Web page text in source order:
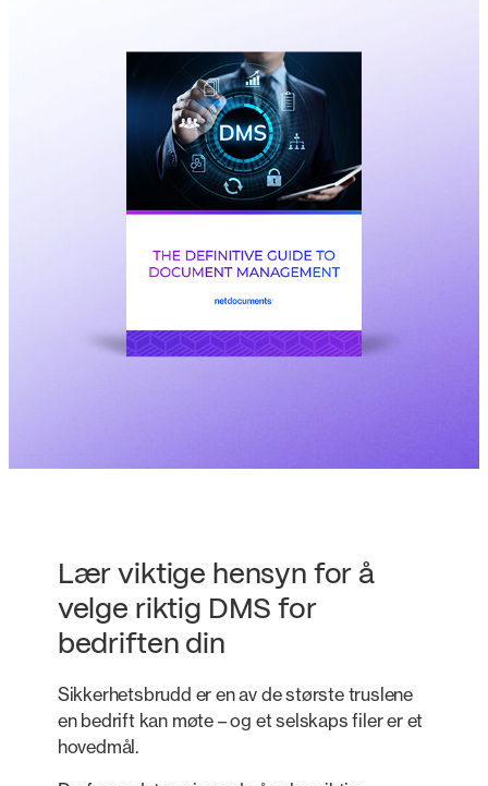
Lær viktige hensyn for å
velge riktig DMS for
bedriften din
Sikkerhetsbrudd er en av de største truslene
en bedrift kan møte – og et selskaps filer er et
hovedmål.